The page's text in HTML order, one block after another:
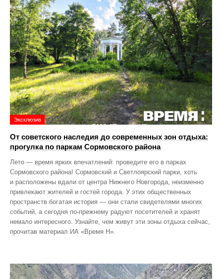
Эксклюзив
От советского наследия до современных зон отдыха:
прогулка по паркам Сормовского района
Лето — время ярких впечатлений: проведите его в парках
Сормовского района! Сормовский и Светлоярский парки, хоть
и расположены вдали от центра Нижнего Новгорода, неизменно
привлекают жителей и гостей города. У этих общественных
пространств богатая история — они стали свидетелями многих
событий, а сегодня по‑прежнему радуют посетителей и хранят
немало интересного. Узнайте, чем живут эти зоны отдыха сейчас,
прочитав материал ИА «Время Н».